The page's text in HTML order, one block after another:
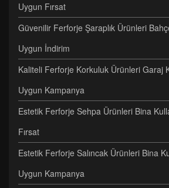
Uygun Fırsat
Güvenilir Ferforje Şaraplık Ürünleri
Uygun İndirim
Kaliteli Ferforje Korkuluk Ürünleri Garaj
Uygun Kampanya
Estetik Ferforje Sehpa Ürünleri Bina
Fırsat
Estetik Ferforje Salıncak Ürünleri Bina
Uygun Kampanya